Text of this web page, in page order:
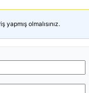
olmalısınız.